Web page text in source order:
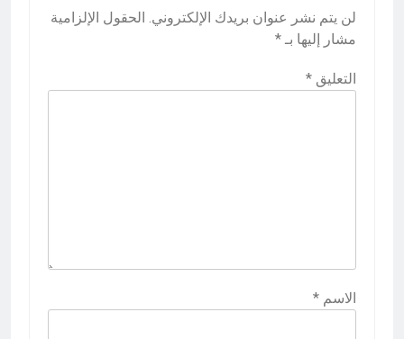
لن يتم نشر عنوان بريدك الإلكتروني. الحقول الإلزامية
مشار إليها بـ *
التعليق *
الاسم *